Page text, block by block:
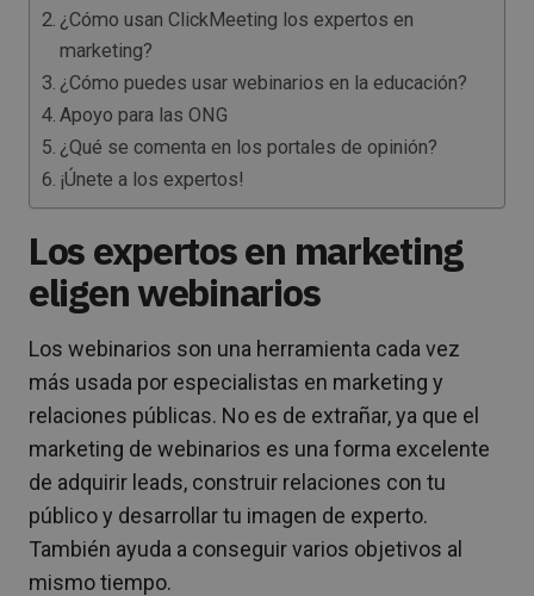
¿Cómo usan ClickMeeting los expertos en
marketing?
¿Cómo puedes usar webinarios en la educación?
Apoyo para las ONG
¿Qué se comenta en los portales de opinión?
¡Únete a los expertos!
Los expertos en marketing
eligen webinarios
Los webinarios son una herramienta cada vez
más usada por especialistas en marketing y
relaciones públicas. No es de extrañar, ya que el
marketing de webinarios es una forma excelente
de adquirir leads, construir relaciones con tu
público y desarrollar tu imagen de experto.
También ayuda a conseguir varios objetivos al
mismo tiempo.